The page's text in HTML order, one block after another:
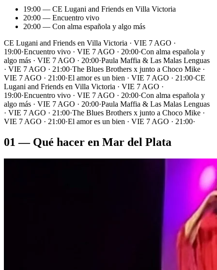
19:00 — CE Lugani and Friends en Villa Victoria
20:00 — Encuentro vivo
20:00 — Con alma española y algo más
CE Lugani and Friends en Villa Victoria · VIE 7 AGO ·
19:00·Encuentro vivo · VIE 7 AGO · 20:00·Con alma española y
algo más · VIE 7 AGO · 20:00·Paula Maffia & Las Malas Lenguas
· VIE 7 AGO · 21:00·The Blues Brothers x junto a Choco Mike ·
VIE 7 AGO · 21:00·El amor es un bien · VIE 7 AGO · 21:00·CE
Lugani and Friends en Villa Victoria · VIE 7 AGO ·
19:00·Encuentro vivo · VIE 7 AGO · 20:00·Con alma española y
algo más · VIE 7 AGO · 20:00·Paula Maffia & Las Malas Lenguas
· VIE 7 AGO · 21:00·The Blues Brothers x junto a Choco Mike ·
VIE 7 AGO · 21:00·El amor es un bien · VIE 7 AGO · 21:00·
01 — Qué hacer en Mar del Plata